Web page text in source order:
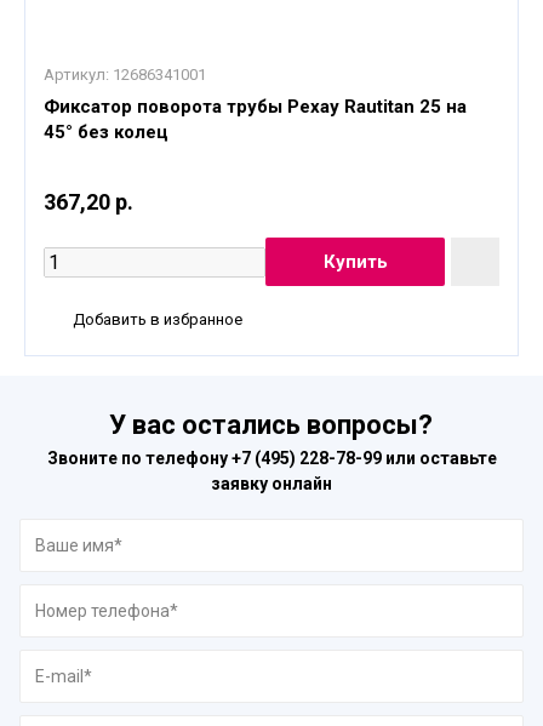
Артикул: 12686341001
Фиксатор поворота трубы Рехау Rautitan 25 на
45° без колец
367,20 р.
Добавить в избранное
У вас остались вопросы?
Звоните по телефону+7 (495) 228-78-99или оставьте
заявку онлайн